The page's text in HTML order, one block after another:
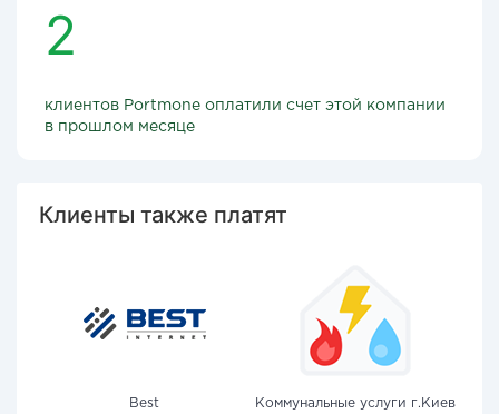
2
клиентов Portmone оплатили счет этой компании
в прошлом месяце
Клиенты также платят
Best
Коммунальные услуги г.Киев